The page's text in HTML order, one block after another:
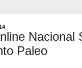
Nacional
Paleo